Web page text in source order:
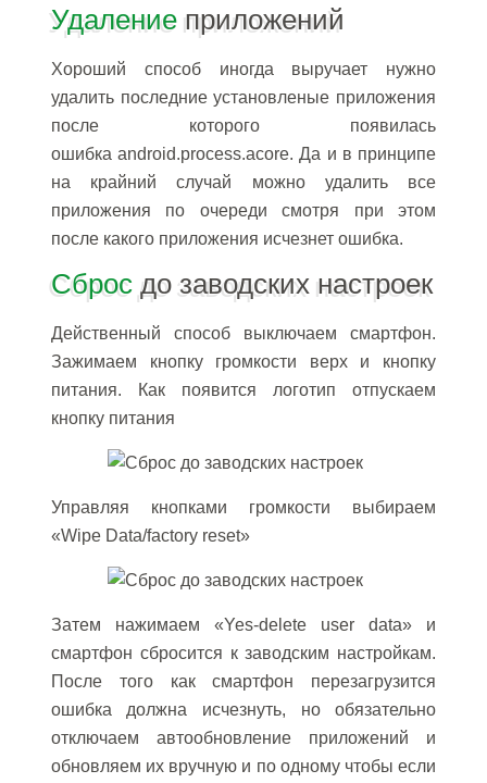
Удалениеприложений
Хороший способ иногда выручает нужно
удалить последние установленые приложения
после которого появилась
ошибка android.process.acore. Да и в принципе
на крайний случай можно удалить все
приложения по очереди смотря при этом
после какого приложения исчезнет ошибка.
Сбросдо заводских настроек
Действенный способ выключаем смартфон.
Зажимаем кнопку громкости верх и кнопку
питания. Как появится логотип отпускаем
кнопку питания
Управляя кнопками громкости выбираем
«Wipe Data/factory reset»
Затем нажимаем «Yes-delete user data» и
смартфон сбросится к заводским настройкам.
После того как смартфон перезагрузится
ошибка должна исчезнуть, но обязательно
отключаем автообновление приложений и
обновляем их вручную и по одному чтобы если